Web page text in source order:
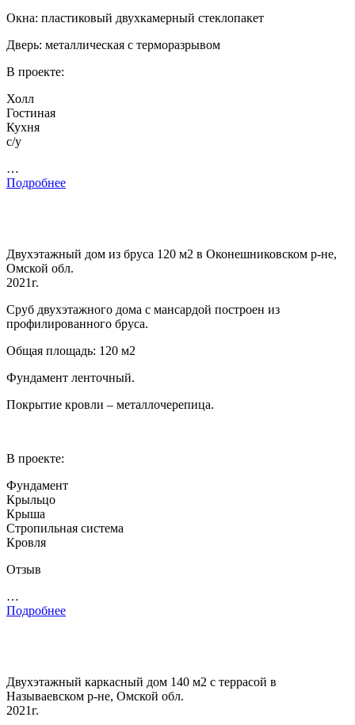
Окна: пластиковый двухкамерный стеклопакет
Дверь: металлическая с терморазрывом
В проекте:
Холл
Гостиная
Кухня
с/у
…
Подробнее
Двухэтажный дом из бруса 120 м2 в Оконешниковском р-не,
Омской обл.
2021г.
Сруб двухэтажного дома с мансардой построен из
профилированного бруса.
Общая площадь: 120 м2
Фундамент ленточный.
Покрытие кровли – металлочерепица.
В проекте:
Фундамент
Крыльцо
Крыша
Стропильная система
Кровля
Отзыв
…
Подробнее
Двухэтажный каркасный дом 140 м2 с террасой в
Называевском р-не, Омской обл.
2021г.